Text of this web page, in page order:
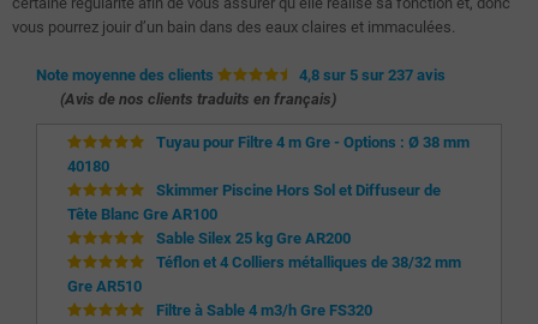
vous pourrez jouir d’un bain dans des eaux claires et immaculées.
Note moyenne des clients
4,8 sur 5 sur 237 avis
(Avis de nos clients traduits en français)
Tuyau pour Filtre 4 m Gre - Options : Ø 38 mm
40180
Skimmer Piscine Hors Sol et Diffuseur de
Tête Blanc Gre AR100
Sable Silex 25 kg Gre AR200
Téflon et 4 Colliers métalliques de 38/32 mm
Gre AR510
Filtre à Sable 4 m3/h Gre FS320